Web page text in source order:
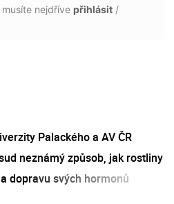
nejdříve přihlásit /
Palackého a AV ČR
neznámý způsob, jak rostliny
dopravu svých hormonů